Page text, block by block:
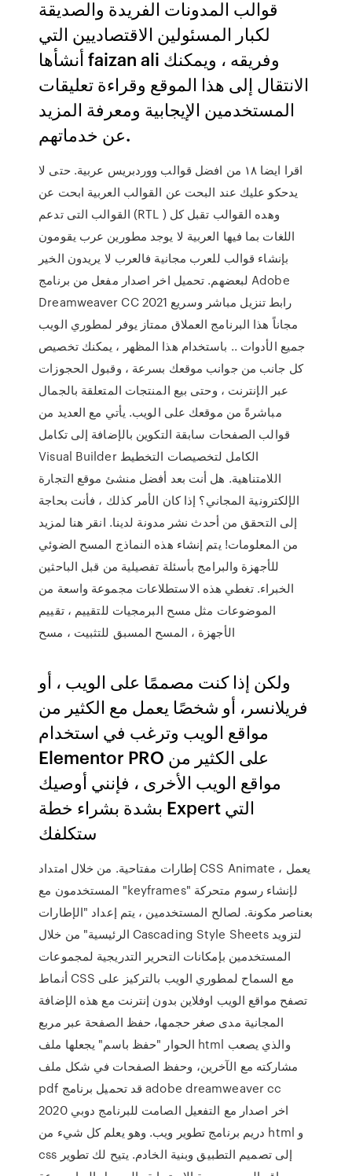
قوالب المدونات الفريدة والصديقة
لكبار المسئولين الاقتصاديين التي
أنشأها faizan ali وفريقه ، ويمكنك
الانتقال إلى هذا الموقع وقراءة تعليقات
المستخدمين الإيجابية ومعرفة المزيد
عن خدماتهم.
اقرا ايضا ١٨ من افضل قوالب ووردبريس عربية. حتى لا
يدحكو عليك عند البحت عن القوالب العربية ابحت عن
القوالب التى تدعم (RTL ) وهده القوالب تقبل كل
اللغات بما فيها العربية لا يوجد مطورين عرب يقومون
بإنشاء قوالب للعرب مجانية فالعرب لا يريدون الخير
لبعضهم. تحميل اخر اصدار مفعل من برنامج Adobe
Dreamweaver CC 2021 رابط تنزيل مباشر وسريع
مجاناً هذا البرنامج العملاق ممتاز يوفر لمطوري الويب
جميع الأدوات .. باستخدام هذا المظهر ، يمكنك تخصيص
كل جانب من جوانب موقعك بسرعة ، وقبول الحجوزات
عبر الإنترنت ، وحتى بيع المنتجات المتعلقة بالجمال
مباشرةً من موقعك على الويب. يأتي مع العديد من
قوالب الصفحات سابقة التكوين بالإضافة إلى تكامل
Visual Builder الكامل لتخصيصات التخطيط
اللامتناهية. هل أنت بعد أفضل منشئ موقع التجارة
الإلكترونية المجاني؟ إذا كان الأمر كذلك ، فأنت بحاجة
إلى التحقق من أحدث نشر مدونة لدينا. انقر هنا لمزيد
من المعلومات! يتم إنشاء هذه النماذج المسح الضوئي
للأجهزة والبرامج بأسئلة تفصيلية من قبل الباحثين
الخبراء. تغطي هذه الاستطلاعات مجموعة واسعة من
الموضوعات مثل مسح البرمجيات للتقييم ، تقييم
الأجهزة ، المسح المسبق للتثبيت ، مسح
ولكن إذا كنت مصممًا على الويب ، أو
فريلانسر، أو شخصًا يعمل مع الكثير من
مواقع الويب وترغب في استخدام
Elementor PRO على الكثير من
مواقع الويب الأخرى ، فإنني أوصيك
بشدة بشراء خطة Expert التي
ستكلفك
إطارات مفتاحية. من خلال امتداد CSS Animate ، يعمل
المستخدمون مع "keyframes" لإنشاء رسوم متحركة
بعناصر مكونة. لصالح المستخدمين ، يتم إعداد "الإطارات
الرئيسية" من خلال Cascading Style Sheets لتزويد
المستخدمين بإمكانات التحرير التدريجية لمجموعات
أنماط CSS مع السماح لمطوري الويب بالتركيز على
تصفح مواقع الويب اوفلاين بدون إنترنت مع هذه الإضافة
المجانية مدى صغر حجمها، حفظ الصفحة عبر مربع
الحوار "حفظ باسم" يجعلها ملف html والذي يصعب
مشاركته مع الآخرين، وحفظ الصفحات في شكل ملف
pdf قد تحميل برنامج adobe dreamweaver cc
2020 اخر اصدار مع التفعيل الصامت للبرنامج دوبي
دريم برنامج تطوير ويب. وهو يعلم كل شيء من html و
css إلى تصميم التطبيق وبنية الخادم. يتيح لك تطوير